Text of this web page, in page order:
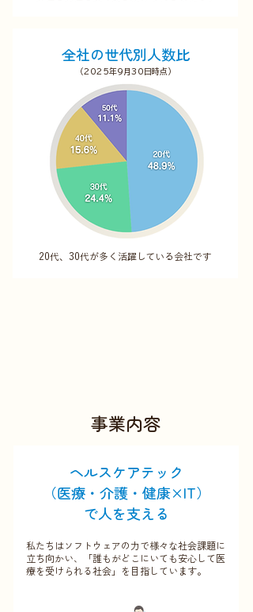
全社の世代別人数比
​（2025年9月30日時点）
20代、30代が多く活躍している会社です
事業内容
​ヘルスケアテック
​（医療・介護・健康×IT）
で人を支える
私たちはソフトウェアの力で様々な社会課題に
立ち向かい、「誰もがどこにいても安心して医
療を受けられる社会」を目指しています。